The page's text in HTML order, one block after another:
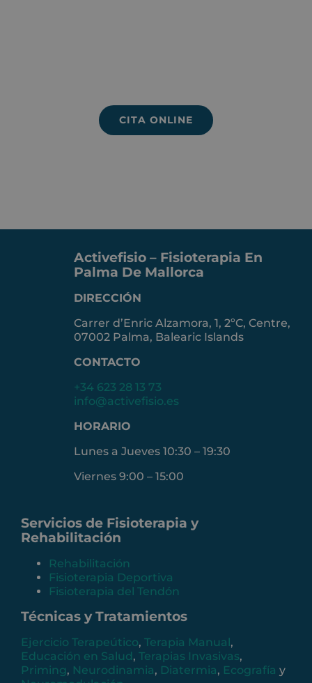
CITA ONLINE
Activefisio – Fisioterapia En
Palma De Mallorca
DIRECCIÓN
Carrer d’Enric Alzamora, 1, 2ºC, Centre,
07002 Palma, Balearic Islands
CONTACTO
+34 623 28 13 73
info@activefisio.es
HORARIO
Lunes a Jueves 10:30 – 19:30
Viernes 9:00 – 15:00
Servicios de Fisioterapia y
Rehabilitación
Rehabilitación
Fisioterapia Deportiva
Fisioterapia del Tendón
Técnicas y Tratamientos
Ejercicio Terapeútico, Terapia Manual,
Educación en Salud, Terapias Invasivas,
Priming, Neurodinamia, Diatermia, Ecografía y